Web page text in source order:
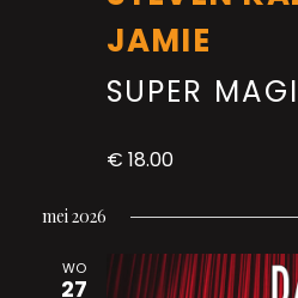
JAMIE
SUPER
€ 18.00
mei 2026
WO
27